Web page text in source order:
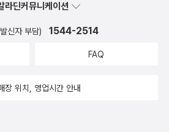
라딘커뮤니케이션
신자 부담) 1544-2514
FAQ
장 위치, 영업시간 안내